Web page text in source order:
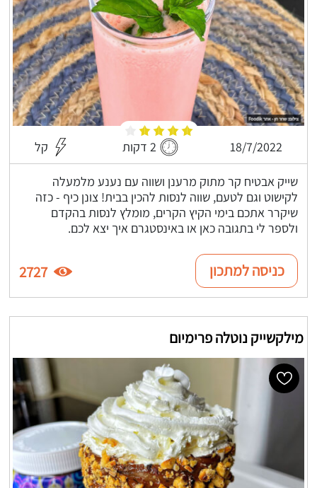
18/7/2022 2 דקות קל
שייק אבטיח קר מתוק מרענן ושווה עם נענע מלמעלה
לקישוט וגם לטעם, שווה לנסות להכין בבית! צונן כיף - כזה
שיקרר אתכם בימי הקיץ הקרים, מומלץ לנסות בהקדם
ולספר לי בתגובה כאן או באינסטגרם איך יצא לכם.
כניסה למתכון 2727
מילקשייק נוטלה פרימיום